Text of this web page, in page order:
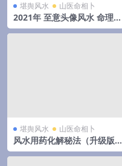
堪舆风水 山医命相卜
2021年 至意头像风水 命理头
像课程 第一期+第二期
堪舆风水 山医命相卜
风水用药化解秘法（升级版）
83页